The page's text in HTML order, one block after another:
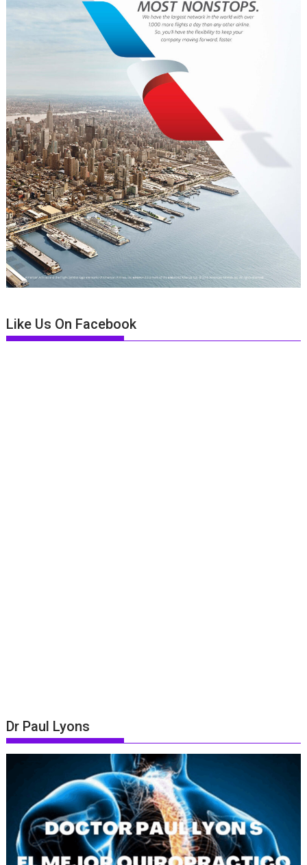
Like Us On Facebook
Dr Paul Lyons